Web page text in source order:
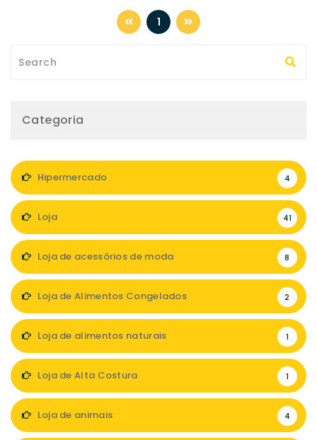
1
Categoria
Hipermercado 4
Loja 41
Loja de acessórios de moda 8
Loja de Alimentos Congelados 2
Loja de alimentos naturais 1
Loja de Alta Costura 1
Loja de animais 4